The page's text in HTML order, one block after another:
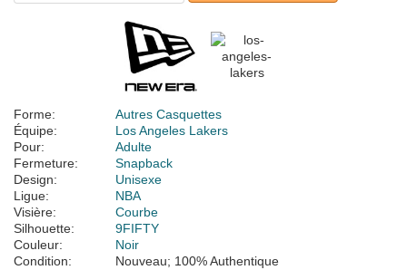
Forme:
Autres Casquettes
Équipe:
Los Angeles Lakers
Pour:
Adulte
Fermeture:
Snapback
Design:
Unisexe
Ligue:
NBA
Visière:
Courbe
Silhouette:
9FIFTY
Couleur:
Noir
Condition:
Nouveau; 100% Authentique